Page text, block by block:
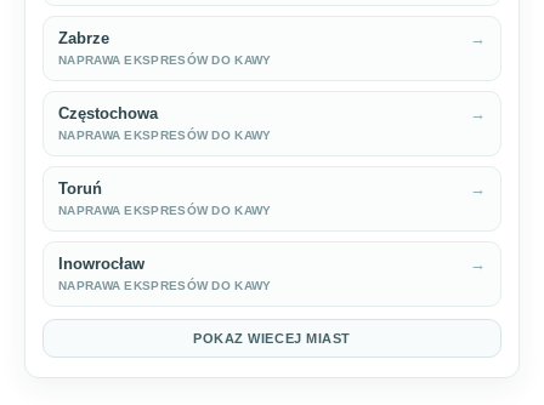
Zabrze
NAPRAWA EKSPRESÓW DO KAWY
→
Częstochowa
NAPRAWA EKSPRESÓW DO KAWY
→
Toruń
NAPRAWA EKSPRESÓW DO KAWY
→
Inowrocław
NAPRAWA EKSPRESÓW DO KAWY
→
POKAZ WIECEJ MIAST